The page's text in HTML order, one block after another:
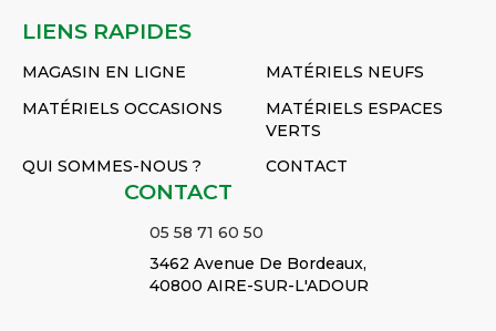
LIENS RAPIDES
MAGASIN EN LIGNE
MATÉRIELS NEUFS
MATÉRIELS OCCASIONS
MATÉRIELS ESPACES
VERTS
QUI SOMMES-NOUS ?
CONTACT
CONTACT
05 58 71 60 50
3462 Avenue De Bordeaux,
40800 AIRE-SUR-L'ADOUR